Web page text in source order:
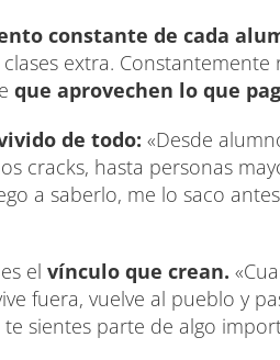
constante de cada
extra.
que aprovechen lo que
de todo: «Desde
cracks, hasta personas
a saberlo, me lo saco
el vínculo que crean.
fuera, vuelve al pueblo y
sientes parte de algo